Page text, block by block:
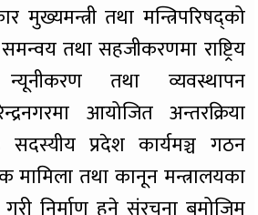
मुख्यमन्त्री तथा मन्त्रिपरिषद्को
तथा सहजीकरणमा राष्ट्रिय
तथा व्यवस्थापन
आयोजित अन्तरक्रिया
सदस्यीय प्रदेश कार्यमञ्च गठन
मामिला तथा कानून मन्त्रालयका